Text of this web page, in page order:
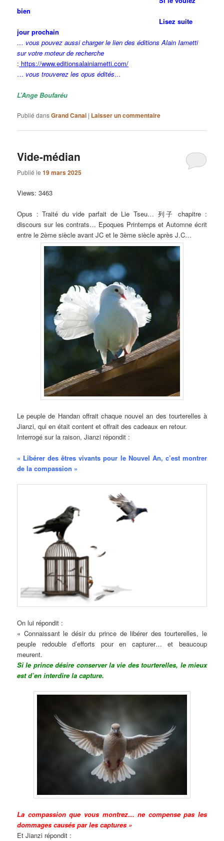
bien
Lisez suite
jour prochain
… vous pouvez aussi charger le lien des éditions Alain Iametti
sur votre moteur de recherche
: https://www.editionsalainiametti.com/
… vous trouverez les opus édités…
L’Ange Boufaréu
Publié dansGrand Canal | Laisser un commentaire
Vide-médian
Publié le19 mars 2025
Views: 3463
Opus : Traité du vide parfait de Lie Tseu… 列子 chapitre :
discours sur les contrats… Epoques Printemps et Automne écrit
entre le 2ème siècle avant JC et le 3ème siècle après J.C…
Le peuple de Handan offrait chaque nouvel an des tourterelles à
Jianzi, qui en était content et offrait des cadeaux en retour.
Interrogé sur la raison, Jianzi répondit :
« Libérer des êtres vivants pour le Nouvel An, c’est montrer
de la compassion »
On lui répondit :
« Connaissant le désir du prince de libérer des tourterelles, le
peuple redouble d’efforts pour en capturer… et beaucoup
meurent.
Si le prince désire conserver la vie des tourterelles, le mieux
est d’en interdire la capture.
La compassion que vous montrez… ne compense pas les
dommages causés par les captures »
Et Jianzi répondit :